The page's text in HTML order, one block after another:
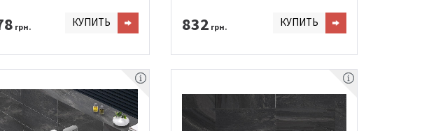
грн. КУПИТЬ 832 грн. КУПИТЬ